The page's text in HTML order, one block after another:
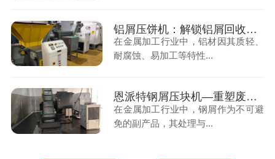
铝屑压饼机：解锁铝屑回收新价值，恩派特引领技术前沿
在金属加工行业中，铝材因其质轻、
耐腐蚀、易加工等特性...
恩派特钢屑压块机—重塑废料的再生价值
在金属加工行业中，钢屑作为不可避
免的副产品，其处理与...